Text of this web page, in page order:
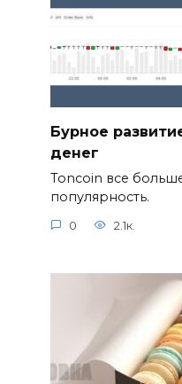
Бурное
денег
Toncoin все
популярность.
0 2.1к.